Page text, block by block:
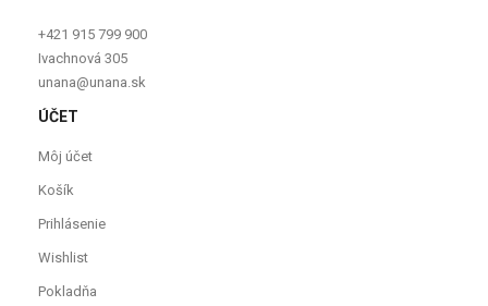
+421 915 799 900
Ivachnová 305
unana@unana.sk
ÚČET
Môj účet
Košík
Prihlásenie
Wishlist
Pokladňa